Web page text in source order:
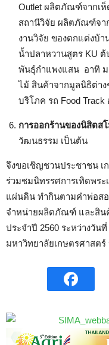
Outlet ผลิตภัณฑ์จากเ
สถานีวิจัย ผลิตภัณฑ์จา
งานวิจัย ของตกแต่งบ้า
น้ำปลาหวานสูตร KU ต้
พันธุ์กำแพงแสน อาทิ ม
ไม้ สินค้าจากมูลนิธิต่าง
บริโภค รถ Food
การออกร้านของนิสิตส
วัฒนธรรม เป็นต้น
จึงขอเชิญชวนประชาชน เ
ร่วมชมนิทรรศการเทิดพร
แผ่นดิน ทำกินตามคำพ่อสอ
จำหน่ายผลิตภัณฑ์ และสิน
ประจำปี 2560 ระหว่างวัน
มหาวิทยาลัยเกษตรศาสตร์